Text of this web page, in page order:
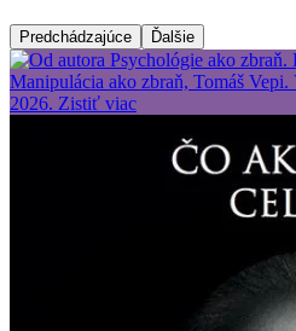
Predchádzajúce Ďalšie